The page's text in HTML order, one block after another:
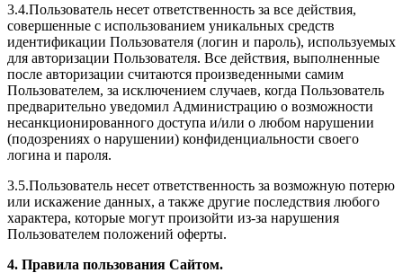
3.4.Пользователь несет ответственность за все действия,
совершенные с использованием уникальных средств
идентификации Пользователя (логин и пароль), используемых
для авторизации Пользователя. Все действия, выполненные
после авторизации считаются произведенными самим
Пользователем, за исключением случаев, когда Пользователь
предварительно уведомил Администрацию о возможности
несанкционированного доступа и/или о любом нарушении
(подозрениях о нарушении) конфиденциальности своего
логина и пароля.
3.5.Пользователь несет ответственность за возможную потерю
или искажение данных, а также другие последствия любого
характера, которые могут произойти из-за нарушения
Пользователем положений оферты.
4. Правила пользования Сайтом.